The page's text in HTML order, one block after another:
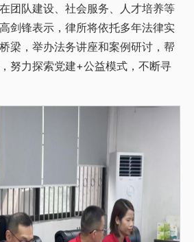
团队建设、社会服务、人才培养等
剑锋表示，律所将依托多年法律实
梁，举办法务讲座和案例研讨，帮
努力探索党建+公益模式，不断寻